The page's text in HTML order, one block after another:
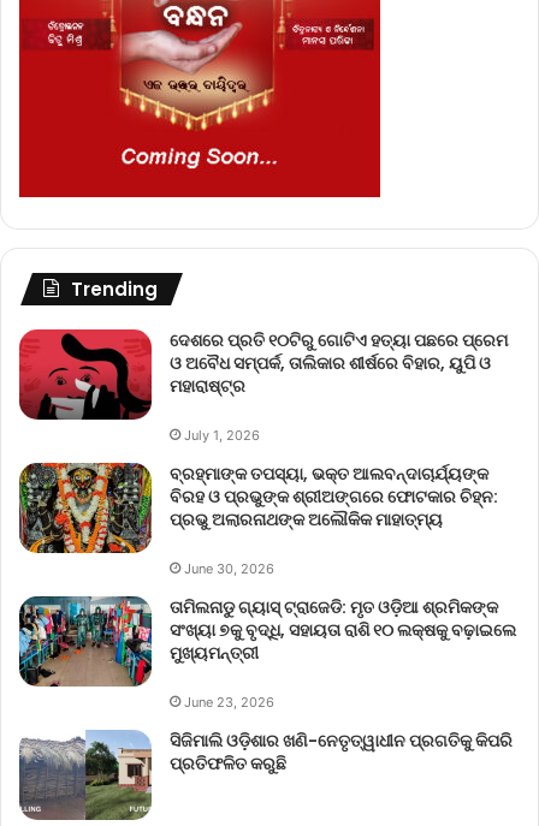
Trending
ଦେଶରେ ପ୍ରତି ୧୦ଟିରୁ ଗୋଟିଏ ହତ୍ୟା ପଛରେ ପ୍ରେମ
ଓ ଅବୈଧ ସମ୍ପର୍କ, ତାଲିକାର ଶୀର୍ଷରେ ବିହାର, ୟୁପି ଓ
ମହାରାଷ୍ଟ୍ର
July 1, 2026
ବ୍ରହ୍ମାଙ୍କ ତପସ୍ୟା, ଭକ୍ତ ଆଲବନ୍ଦାଚାର୍ଯ୍ୟଙ୍କ
ବିରହ ଓ ପ୍ରଭୁଙ୍କ ଶ୍ରୀଅଙ୍ଗରେ ଫୋଟକାର ଚିହ୍ନ:
ପ୍ରଭୁ ଅଲାରନାଥଙ୍କ ଅଲୌକିକ ମାହାତ୍ମ୍ୟ
June 30, 2026
ତାମିଲନାଡୁ ଗ୍ୟାସ୍ ଟ୍ରାଜେଡି: ମୃତ ଓଡ଼ିଆ ଶ୍ରମିକଙ୍କ
ସଂଖ୍ୟା ୭କୁ ବୃଦ୍ଧି, ସହାୟତା ରାଶି ୧୦ ଲକ୍ଷକୁ ବଢ଼ାଇଲେ
ମୁଖ୍ୟମନ୍ତ୍ରୀ
June 23, 2026
ସିଜିମାଲି ଓଡ଼ିଶାର ଖଣି-ନେତୃତ୍ୱାଧୀନ ପ୍ରଗତିକୁ କିପରି
ପ୍ରତିଫଳିତ କରୁଛି